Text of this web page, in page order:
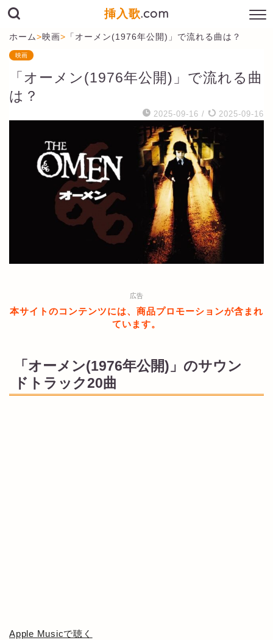
挿入歌.com
ホーム>映画> 「オーメン(1976年公開)」で流れる曲は？
映画
「オーメン(1976年公開)」で流れる曲
は？
2025-09-16 / 2025-09-16
広告
本サイトのコンテンツには、商品プロモーションが含まれ
ています。
「オーメン(1976年公開)」のサウン
ドトラック20曲
Apple Musicで聴く